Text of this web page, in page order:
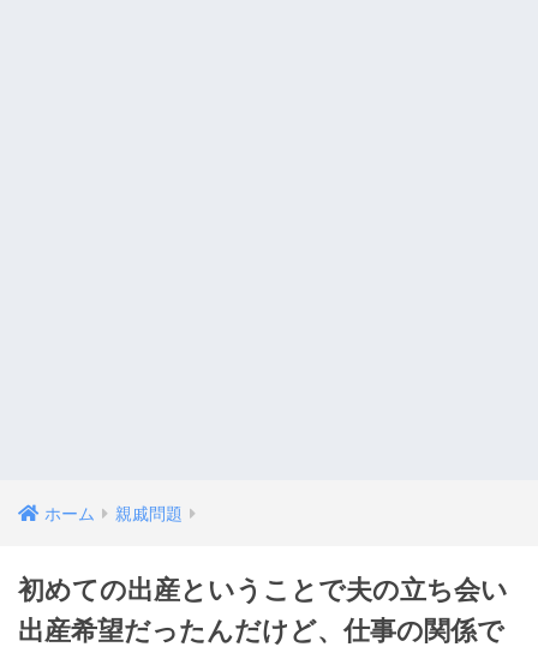
ホーム 親戚問題
初めての出産ということで夫の立ち会い
出産希望だったんだけど、仕事の関係で